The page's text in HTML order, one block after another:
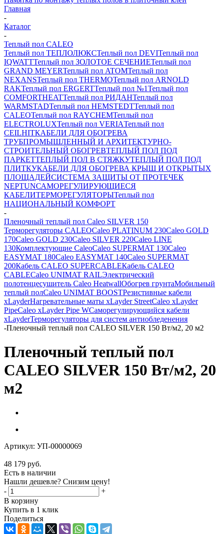
Главная
-
Каталог
-
Теплый пол CALEO
Теплый пол ТЕПЛОЛЮКСТеплый пол DEVIТеплый пол
IQWATTТеплый пол ЗОЛОТОЕ СЕЧЕНИЕТеплый пол
GRAND MEYERТеплый пол ATOMТеплый пол
NEXANSТеплый пол THERMOТеплый пол ARNOLD
RAKТеплый пол ERGERTТеплый пол №1Теплый пол
COMFORTHEATТеплый пол РИДАНТеплый пол
WARMSTADТеплый пол HEMSTEDTТеплый пол
CALEOТеплый пол RAYCHEMТеплый пол
ELECTROLUXТеплый пол VERIAТеплый пол
CEILHITКАБЕЛИ ДЛЯ ОБОГРЕВА
ТРУБПРОМЫШЛЕННЫЙ И АРХИТЕКТУРНО-
СТРОИТЕЛЬНЫЙ ОБОГРЕВТЕПЛЫЙ ПОЛ ПОД
ПАРКЕТТЕПЛЫЙ ПОЛ В СТЯЖКУТЕПЛЫЙ ПОЛ ПОД
ПЛИТКУКАБЕЛИ ДЛЯ ОБОГРЕВА КРЫШ И ОТКРЫТЫХ
ПЛОЩАДЕЙСИСТЕМА ЗАЩИТЫ ОТ ПРОТЕЧЕК
NEPTUNСАМОРЕГУЛИРУЮЩИЕСЯ
КАБЕЛИТЕРМОРЕГУЛЯТОРЫТеплый пол
НАЦИОНАЛЬНЫЙ КОМФОРТ
-
Пленочный теплый пол Caleo SILVER 150
Терморегуляторы CALEOCaleo PLATINUM 230Caleo GOLD
170Caleo GOLD 230Caleo SILVER 220Caleo LINE
130Комплектующие CaleoCaleo SUPERMAT 130Caleo
EASYMAT 180Caleo EASYMAT 140Caleo SUPERMAT
200Кабель CALEO SUPERCABLEКабель CALEO
CABLECaleo UNIMAT RAILЭлектрический
полотенцесушитель Caleo HeatwallОбогрев грунтаМобильный
теплый полCaleo UNIMAT BOOSTРезистивные кабели
xLayderНагревательные маты xLayder StreetCaleo xLayder
PipeCaleo xLayder Pipe WСаморегулирующийся кабели
xLayderТерморегуляторы для систем антиобледенения
-Пленочный теплый пол CALEO SILVER 150 Вт/м2, 20 м2
Пленочный теплый пол
CALEO SILVER 150 Вт/м2, 20
м2
Артикул: УП-00000069
48 179 руб.
Есть в наличии
Нашли дешевле? Снизим цену!
-
+
В корзину
Купить в 1 клик
Поделиться